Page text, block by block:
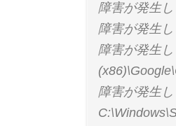
障害が発生
障害が発生
障害が発生
障害が発生